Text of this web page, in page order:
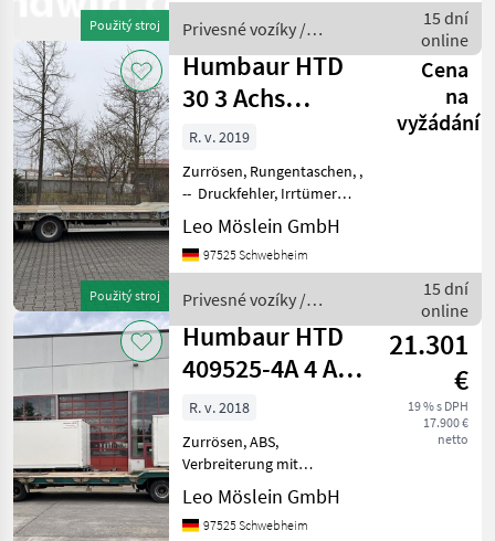
Použitý stroj
Muster- Bilder --, Mehr D
Privesné vozíky /
Humbaur
15 dní
online
Použitý stroj
Humbaur HTD
30 3 Achs
Tiefladeranhänger,
Wenig Benutzt
Cena
na
vyžádání
R. v. 2019
Zurrösen, Rungentaschen, ,
-- Druckfehler, Irrtümer
und Änderungen
vorbehalten, Muster-
Bilder --, Mehr Daten unter:
vozíky Trailer
Leo Möslein GmbH
97525 Schwebheim
Privesné vozíky /
Humbaur
15 dní
online
Humbaur HTD
409525-4A 4 Achs
Tiefladeranhänger
21.301
€
19 % s DPH
17.900 €
netto
R. v. 2018
Zurrösen, ABS,
Verbreiterung mit
Warntafeln, Fahrzeug wird
im Auftrag verkauft., , --
Druckfehler, Irrtümer und
Leo Möslein GmbH
97525 Schwebheim